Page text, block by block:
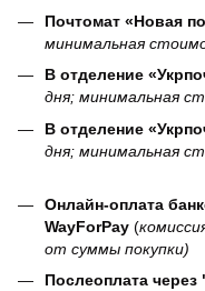
Почтомат «Новая
минимальная
В отделение
дня; минимальная
В отделение
дня; минимальная
Онлайн-оплата
WayForPay (
от суммы покупки)
Послеоплата